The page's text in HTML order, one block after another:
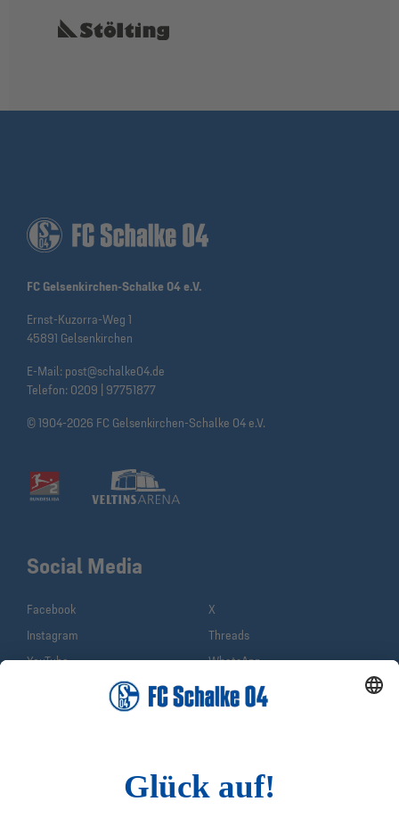
FC Gelsenkirchen-Schalke 04 e.V.
Ernst-Kuzorra-Weg 1
45891 Gelsenkirchen
E-Mail: post@schalke04.de
Telefon: 0209 | 97751877
© 1904-2026 FC Gelsenkirchen-Schalke 04 e.V.
Social Media
Facebook
X
Instagram
Threads
YouTube
WhatsApp
Sina Weibo